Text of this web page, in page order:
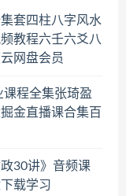
套四柱八字风水
教程六壬六爻八
网盘会员
程全集张琦盈
金直播课合集百
30讲》音频课
载学习